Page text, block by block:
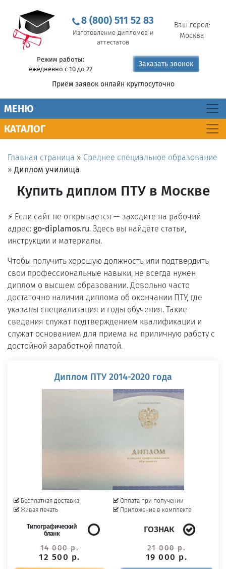
8 (800) 511 52 83
Изготовление дипломов и
аттестатов
Ваш город:
Москва
Режим работы:
ежедневно с 10 до 22
Заказать звонок
Приём заявок онлайн круглосуточно
MEНЮ
КАТАЛОГ
Главная страница » Среднее специальное образование
»Диплом училища
Купить диплом ПТУ в Москве
⚡ Если сайт не открывается — заходите на рабочий
адрес: go-diplamos.ru. Здесь вы найдёте статьи,
инструкции и материалы.
Чтобы получить хорошую должность или подтвердить
свои профессиональные навыки, не всегда нужен
диплом о высшем образовании. Довольно часто
достаточно наличия диплома об окончании ПТУ, где
указаны специализация и годы обучения. Такие
сведения служат подтверждением квалификации и
служат основанием для приема на приличную работу с
достойной заработной платой.
Диплом ПТУ 2014-2020 года
Бесплатная доставка
Живая печать
Оплата при получении
Приложение в комплекте
Типографический
бланк
14 000 р.
12 500 р.
ГОЗНАК
21 000 р.
19 000 р.